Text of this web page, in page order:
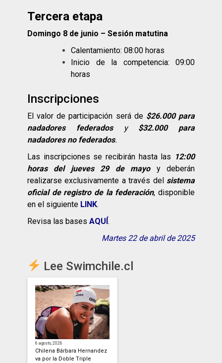
Tercera etapa
Domingo 8 de junio – Sesión matutina
Calentamiento: 08:00 horas
Inicio de la competencia: 09:00
horas
Inscripciones
El valor de participación será de $26.000 para
nadadores federadosy $32.000 para
nadadores no federados.
Las inscripciones se recibirán hasta las 12:00
horas del jueves 29 de mayoy deberán
realizarse exclusivamente a través del sistema
oficial de registro de la federación, disponible
en el siguiente LINK.
Revisa las bases AQUÍ.
Martes 22 de abril de 2025
Lee Swimchile.cl
6 agosto, 2026
Chilena Bárbara Hernandez
va por la Doble Triple